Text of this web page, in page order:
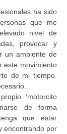
ha sido
que me
nivel de
provocar y
un ambiente de
este movimiento
de mi tiempo.
‘motorcito
de forma
que estar
encontrando por